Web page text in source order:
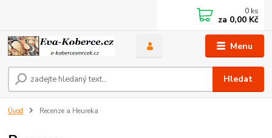
Menu
Hledat
0 ks
za 0,00 Kč
Úvod Recenze a Heureka